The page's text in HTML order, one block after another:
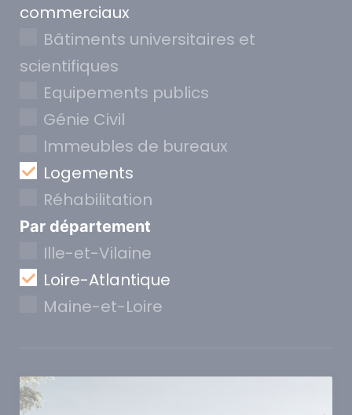
commerciaux
Bâtiments universitaires et
scientifiques
Equipements publics
Génie Civil
Immeubles de bureaux
Logements
Réhabilitation
Par département
Ille-et-Vilaine
Loire-Atlantique
Maine-et-Loire